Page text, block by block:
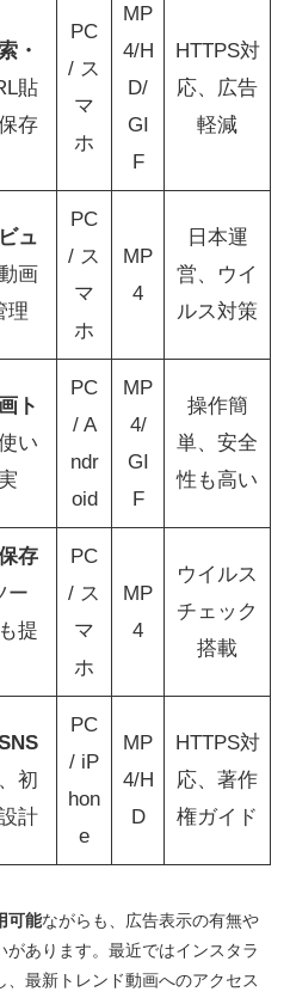
・
貼
存
PC
/ ス
マ
ホ
MP
4/H
D/
GI
F
HTTPS対
応、広告
軽減
ュ
画
理
PC
/ ス
マ
ホ
MP
4
日本運
営、ウイ
ルス対策
ト
い
PC
/ A
ndr
oid
MP
4/
GI
F
操作簡
単、安全
性も高い
存
ー
提
PC
/ ス
マ
ホ
MP
4
ウイルス
チェック
搭載
初
計
PC
/ iP
hon
e
MP
4/H
D
HTTPS対
応、著作
権ガイド
可能ながらも、広告表示の有無や
あります。最近ではインスタラ
最新トレンド動画へのアクセス